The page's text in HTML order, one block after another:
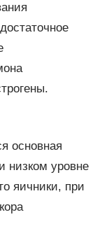
основная
низком уровне
яичники, при